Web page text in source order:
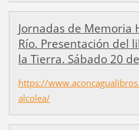
Jornadas de Memoria
Río. Presentación del
la Tierra. Sábado 20
https://
alcolea/